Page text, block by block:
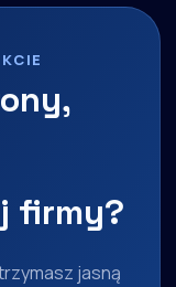
firmy?
jasną